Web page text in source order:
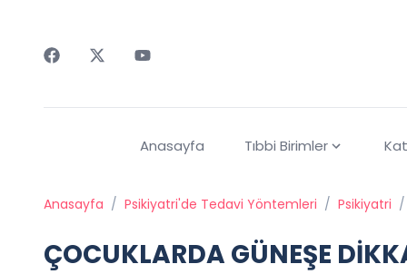
Anasayfa Tıbbi Birimler
Anasayfa / Psikiyatri'de Tedavi Yöntemleri / Psikiyatri /
ÇOCUKLARDA GÜNEŞE